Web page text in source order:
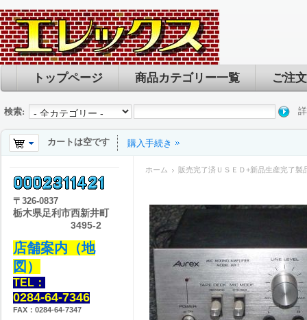
トップページ 商品カテゴリー一覧 ご注
検索:
カートは空です 購入手続き
ホーム 販売完了済ＵＳＥＤ+新品生産完了製
〒 326-0837
栃木県足利市西新井町
3495-2
店舗案内（地
図）
TEL：
0284-64-7346
FAX：0284-64-7347